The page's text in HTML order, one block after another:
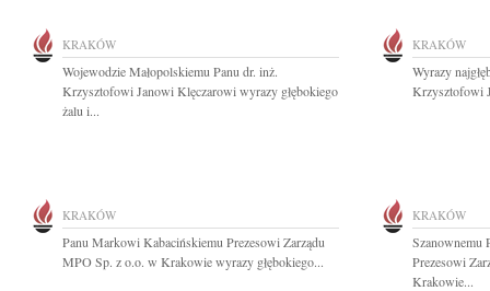
KRAKÓW
Wojewodzie Małopolskiemu Panu dr. inż.
Krzysztofowi Janowi Klęczarowi wyrazy głębokiego
żalu i...
KRAKÓW
Wyrazy
Krzysztofowi
KRAKÓW
Panu Markowi Kabacińskiemu Prezesowi Zarządu
MPO Sp. z o.o. w Krakowie wyrazy głębokiego...
KRAKÓW
Szanownemu
Prezesowi
Krakowie...